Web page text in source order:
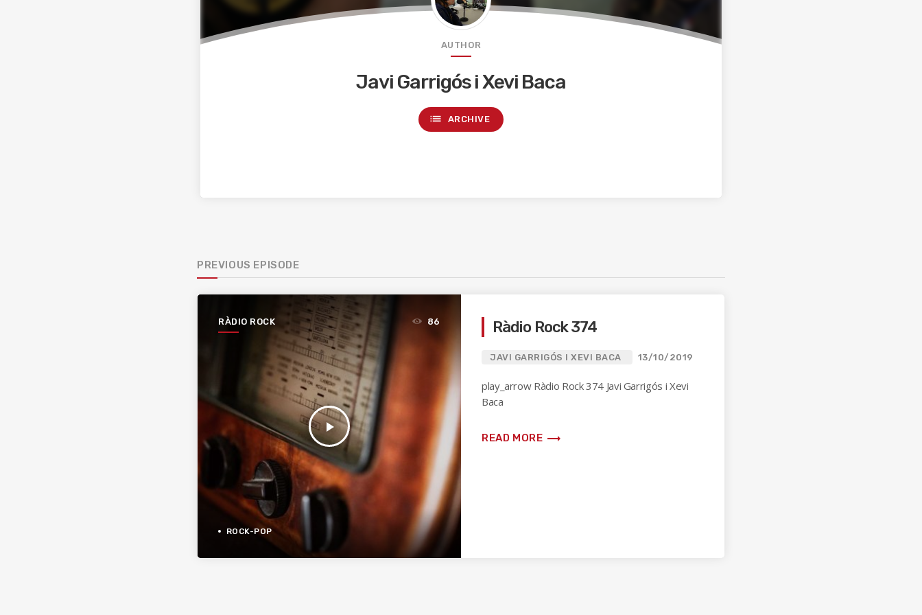
AUTHOR
Javi Garrigós i Xevi Baca
list ARCHIVE
PREVIOUS EPISODE
RÀDIO ROCK
play_arrow
86
ROCK-POP
Ràdio Rock 374
JAVI GARRIGÓS I XEVI BACA 13/10/2019
play_arrow Ràdio Rock 374 Javi Garrigós i Xevi
Baca
READ MORE trending_flat